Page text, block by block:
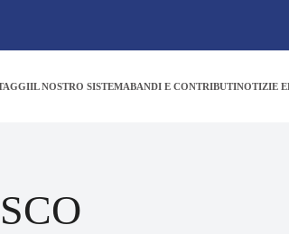
IL NOSTRO SISTEMABANDI E CONTRIBUTINOTIZIE